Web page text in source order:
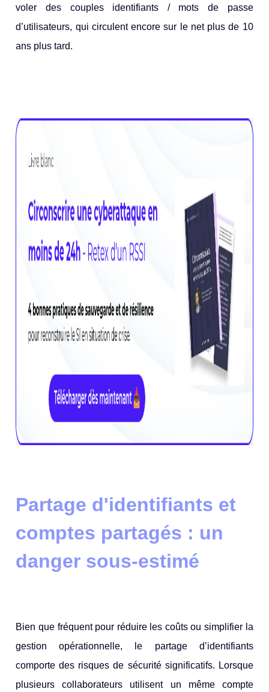
voler des couples identifiants / mots de passe
d’utilisateurs, qui circulent encore sur le net plus de 10
ans plus tard.
Partage d'identifiants et
comptes partagés : un
danger sous-estimé
Bien que fréquent pour réduire les coûts ou simplifier la
gestion opérationnelle, le partage d’identifiants
comporte des risques de sécurité significatifs. Lorsque
plusieurs collaborateurs utilisent un même compte